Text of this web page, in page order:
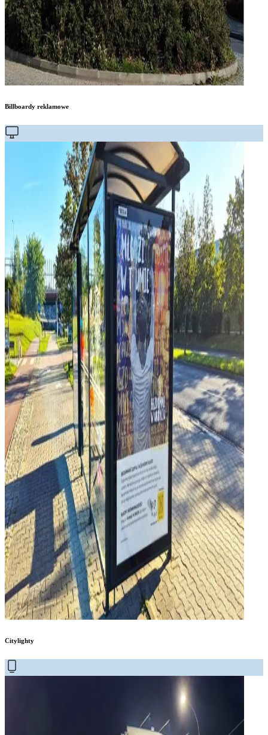
Billboardy reklamowe
Citylighty